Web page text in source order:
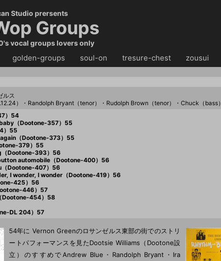
Studio prersents
Groups
vocal groups lovers only
golden-groups soul-on tresure-chest・・ zousui
ルス
）・Randolph Bryant（tenor）・Rudolph Brown（tenor）・Chuck（bass）
）54
（Dootone-357）55
）55
（Dootone-373）55
379）55
Dootone-393）56
automobile（Dootone-400）56
Dootone-407）56
I wonder, I wonder（Dootone-419）56
425）56
446）57
Dootone-454）58
DL 204）57
54年に Vernon Greenのロサンゼルス東部の街でのストリ
ートパフォーマンスを見たDootsie Williams（Dootone設
立）のすすめでAndrew Blue・Randolph Bryant・Ira